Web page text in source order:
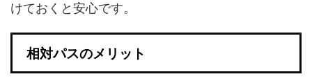
けておくと安心です。
相対パスのメリット